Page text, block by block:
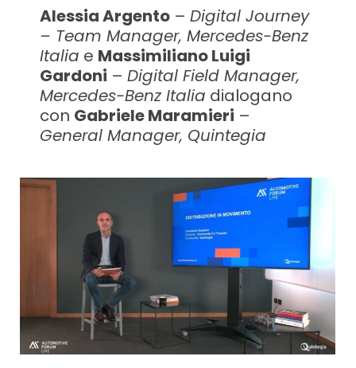
Alessia Argento – Digital Journey
– Team Manager, Mercedes-Benz
Italia e Massimiliano Luigi
Gardoni – Digital Field Manager,
Mercedes-Benz Italia dialogano
con Gabriele Maramieri –
General Manager, Quintegia